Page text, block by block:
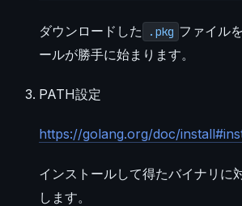
ダウンロードした .pkg ファイル
ールが勝手に始まります。
PATH設定
https://golang.org/doc/
インストールして得たバイナリに
します。